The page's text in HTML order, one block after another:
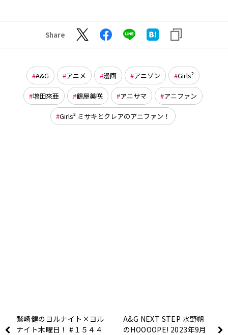
Share
A&G アニメ 漫画 アニソン Girls²
増田來亜 鶴屋美咲 アニサマ アニファン
Girls² ミサキとクレアのアニファン！
鷲崎健のヨルナイト×ヨル
ナイト木曜日！ #１５４４
A&G NEXT STEP 水野朔
のHOOOOPE! 2023年9月